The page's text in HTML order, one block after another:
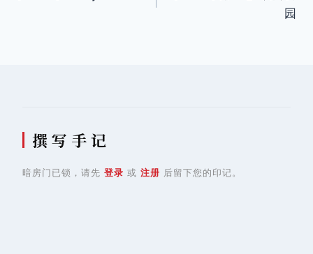
园
撰 写 手 记
暗房门已锁，请先 登录 或 注册 后留下您的印记。